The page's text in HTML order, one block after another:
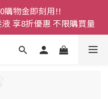
購物金即刻用!!
享8折優惠 不限購買量
購物金即刻用!!
享8折優惠 不限購買量
即刻變身 VIP 全年正
買大家一齊抵 !!
噴霧 買一枝送一件 50克
幼兒適用